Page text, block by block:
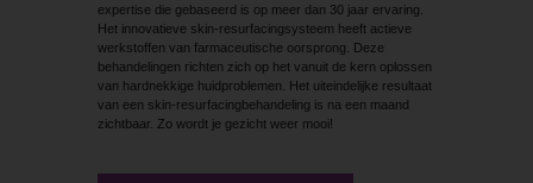
expertise die gebaseerd is op meer dan 30 jaar ervaring.
Het innovatieve skin-resurfacingsysteem heeft actieve
werkstoffen van farmaceutische oorsprong. Deze
behandelingen richten zich op het vanuit de kern oplossen
van hardnekkige huidproblemen. Het uiteindelijke resultaat
van een skin-resurfacingbehandeling is na een maand
zichtbaar. Zo wordt je gezicht weer mooi!